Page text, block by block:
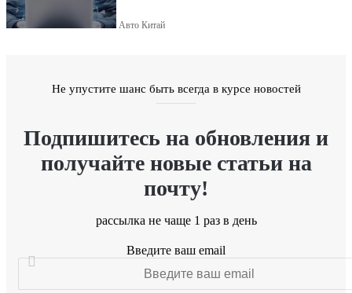
Авто Китай
Не упустите шанс быть всегда в курсе новостей
Подпишитесь на обновления и
получайте новые статьи на
почту!
рассылка не чаще 1 раз в день
Введите ваш email